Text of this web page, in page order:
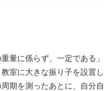
量に係らず、一定である」
室に大きな振り子を設置し
期を測ったあとに、自分自